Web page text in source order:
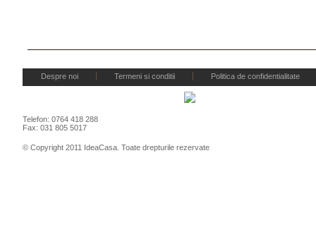
Despre noi Termeni si conditii Politica de confidentialitate
Telefon: 0764 418 288
Fax: 031 805 5017
© Copyright 2011 IdeaCasa. Toate drepturile rezervate